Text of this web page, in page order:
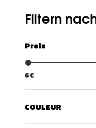
Filtern
Preis
6 €
COULEUR